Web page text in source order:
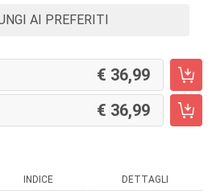
AI PREFERITI
36,99
36,99
INDICE DETTAGLI